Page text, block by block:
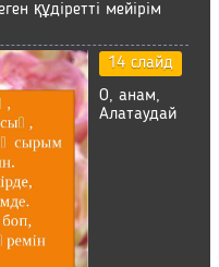
құдіретті мейірім
14 слайд
О, анам,
Алатаудай